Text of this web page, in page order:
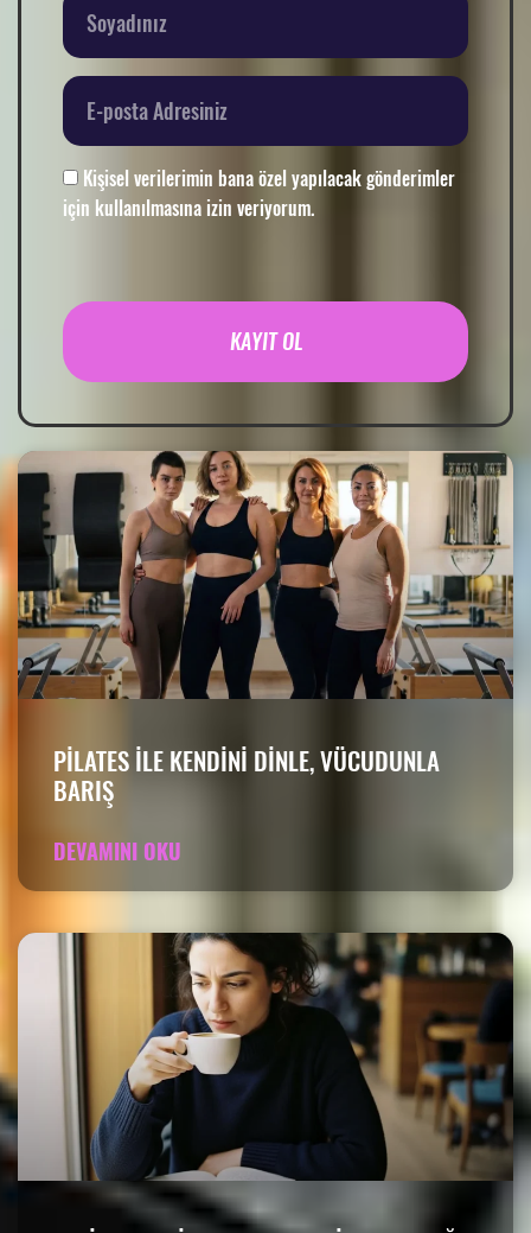
Kişisel verilerimin bana özel yapılacak gönderimler
için kullanılmasına izin veriyorum.
KAYIT OL
PILATES ILE KENDINI DINLE, VÜCUDUNLA
BARIŞ
DEVAMINI OKU